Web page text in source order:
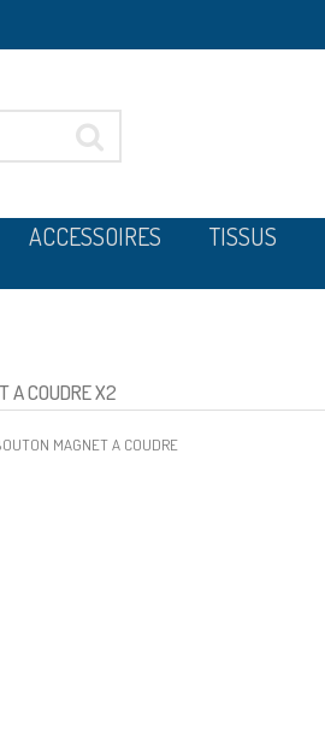
ACCESSOIRES TISSUS
A COUDRE X2
MAGNET A COUDRE